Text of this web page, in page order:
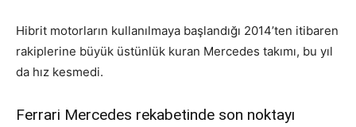
Hibrit motorların kullanılmaya başlandığı 2014’ten itibaren
rakiplerine büyük üstünlük kuran Mercedes takımı, bu yıl
da hız kesmedi.
Ferrari Mercedes rekabetinde son noktayı